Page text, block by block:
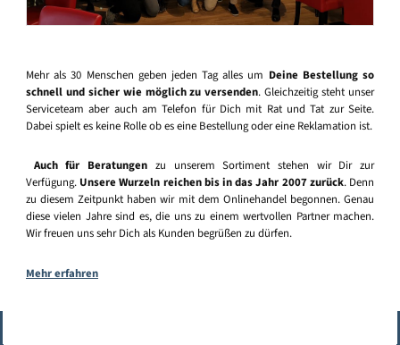
Mehr als 30 Menschen geben jeden Tag alles um Deine Bestellung so
schnell und sicher wie möglich zu versenden. Gleichzeitig steht unser
Serviceteam aber auch am Telefon für Dich mit Rat und Tat zur Seite.
Dabei spielt es keine Rolle ob es eine Bestellung oder eine Reklamation ist.
Auch für Beratungen zu unserem Sortiment stehen wir Dir zur
Verfügung. Unsere Wurzeln reichen bis in das Jahr 2007 zurück. Denn
zu diesem Zeitpunkt haben wir mit dem Onlinehandel begonnen. Genau
diese vielen Jahre sind es, die uns zu einem wertvollen Partner machen.
Wir freuen uns sehr Dich als Kunden begrüßen zu dürfen.
Mehr erfahren